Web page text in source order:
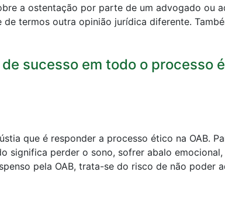
a ostentação por parte de um advogado ou
termos outra opinião jurídica diferente.
sucesso em todo o processo
que é responder a processo ético na OAB.
significa perder o sono, sofrer abalo
pela OAB, trata-se do risco de não poder